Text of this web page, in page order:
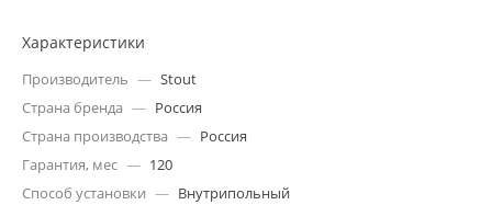
Характеристики
Производитель — Stout
Страна бренда — Россия
Страна производства — Россия
Гарантия, мес — 120
Способ установки — Внутрипольный